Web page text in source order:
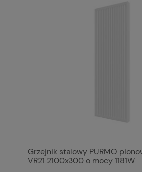
Grzejnik stalowy PURMO
VR21 2100x300 o mocy 1181W